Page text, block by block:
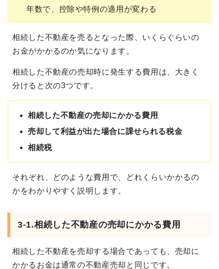
年数で、控除や特例の適用が変わる
相続した不動産を売るとなった際、いくらぐらいの
お金がかかるのか気になります。
相続した不動産の売却時に発生する費用は、大きく
分けると次の3つです。
相続した不動産の売却にかかる費用
売却して利益が出た場合に課せられる税金
相続税
それぞれ、どのような費用で、どれくらいかかるの
かをわかりやすく説明します。
3-1.相続した不動産の売却にかかる費用
相続した不動産を売却する場合であっても、売却に
かかるお金は通常の不動産売却と同じです。